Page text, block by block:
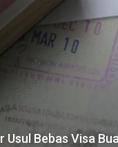
Usul Bebas Visa